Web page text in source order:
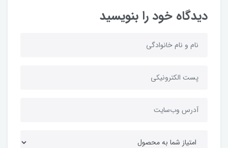
دیدگاه خود را بنویسید